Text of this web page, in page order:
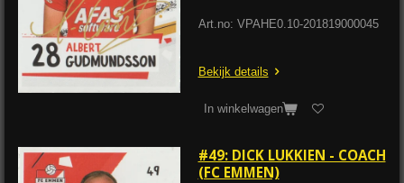
Art.no: VPAHE0.10-201819000045
Bekijk details
In winkelwagen
#49: DICK LUKKIEN - COACH
(FC EMMEN)